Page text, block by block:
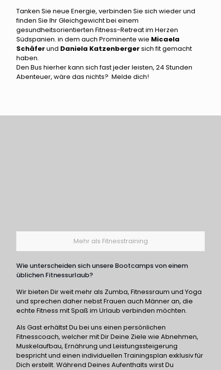
Tanken Sie neue Energie, verbinden Sie sich wieder und
finden Sie Ihr Gleichgewicht bei einem
gesundheitsorientierten Fitness-Retreat im Herzen
Südspanien. in dem auch Prominente wie Micaela
Schäferund Daniela Katzenbergersich fit gemacht
haben.
Den Bus hierher kann sich fast jeder leisten, 24 Stunden
Abenteuer, wäre das nichts? Melde dich!
Mehr als Fitnesstraining
Wie unterscheiden sich unsere Bootcamps von einem
üblichen Fitnessurlaub?
Wir bieten Dir weit mehr als Zumba, Fitnessraum und Yoga
und sprechen daher nebst Frauen auch Männer an, die
echte Fitness mit Spaß im Urlaub verbinden möchten.
Als Gast erhältst Du bei uns einen persönlichen
Fitnesscoach, welcher mit Dir Deine Ziele wie Abnehmen,
Muskelaufbau, Ernährung und Leistungssteigerung
bespricht und einen individuellen Trainingsplan exklusiv für
Dich erstellt. Während Deines Aufenthalts wirst Du